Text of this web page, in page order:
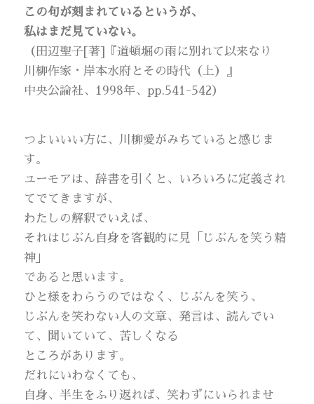
この句が刻まれているというが、
私はまだ見ていない。
（田辺聖子[著]『道頓堀の雨に別れて以来なり
川柳作家・岸本水府とその時代（上）』
中央公論社、1998年、pp.541-542）
つよいいい方に、川柳愛がみちていると感じま
す。
ユーモアは、辞書を引くと、いろいろに定義され
てでてきますが、
わたしの解釈でいえば、
それはじぶん自身を客観的に見「じぶんを笑う精
神」
であると思います。
ひと様をわらうのではなく、じぶんを笑う、
じぶんを笑わない人の文章、発言は、読んでい
て、聞いていて、苦しくなる
ところがあります。
だれにいわなくても、
自身、半生をふり返れば、笑わずにいられませ